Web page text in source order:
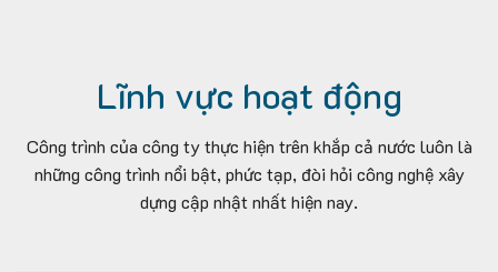
dựng năm 2020.
Lĩnh vực hoạt động
Công trình của công ty thực hiện trên khắp cả nước luôn là
những công trình nổi bật, phức tạp, đòi hỏi công nghệ xây
dựng cập nhật nhất hiện nay.